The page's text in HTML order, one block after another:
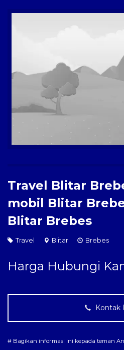
Paket Kilat
Pengiriman Barang
Travel Blitar
mobil Blitar
Blitar Brebes
Travel Blitar Brebes
Harga Hubungi
Kontak
# Bagikan informasi ini kepada teman